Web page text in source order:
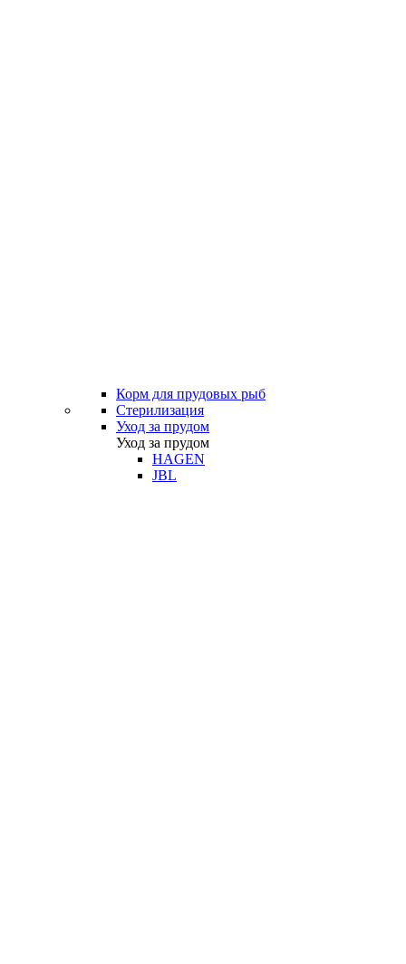
Корм для прудовых рыб
Стерилизация
Уход за прудом
Уход за прудом
HAGEN
JBL